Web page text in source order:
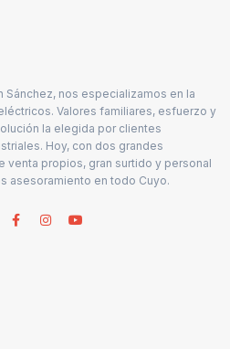
Sánchez, nos especializamos en la
Valores familiares, esfuerzo y
la elegida por clientes
Hoy, con dos grandes
venta propios, gran surtido y personal
asesoramiento en todo Cuyo.